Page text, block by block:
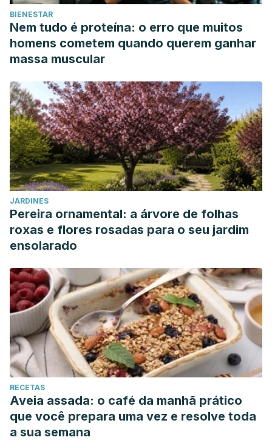
BIENESTAR
Nem tudo é proteína: o erro que muitos
homens cometem quando querem ganhar
massa muscular
JARDINES
Pereira ornamental: a árvore de folhas
roxas e flores rosadas para o seu jardim
ensolarado
RECETAS
Aveia assada: o café da manhã prático
que você prepara uma vez e resolve toda
a sua semana